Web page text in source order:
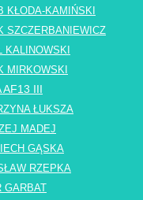
KŁODA-KAMIŃSKI
SZCZERBANIEWICZ
KALINOWSKI
MIRKOWSKI
AF13 III
ŁUKSZA
MADEJ
GĄSKA
RZEPKA
GARBAT